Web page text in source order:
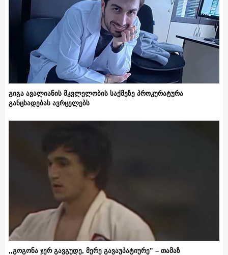
გიგა ავალიანის მკვლელობის საქმეზე პროკურატურა
განცხადებას ავრცელებს
,,გოგონა ჯერ გავგუდე, მერე გავაუპატიურე” – თამაზ